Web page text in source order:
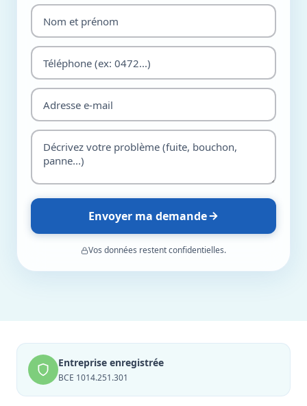
Envoyer ma demande
Vos données restent confidentielles.
Entreprise enregistrée
BCE 1014.251.301